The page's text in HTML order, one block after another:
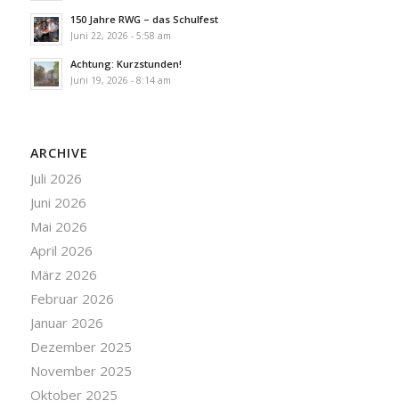
150 Jahre RWG – das Schulfest
Juni 22, 2026 - 5:58 am
Achtung: Kurzstunden!
Juni 19, 2026 - 8:14 am
ARCHIVE
Juli 2026
Juni 2026
Mai 2026
April 2026
März 2026
Februar 2026
Januar 2026
Dezember 2025
November 2025
Oktober 2025